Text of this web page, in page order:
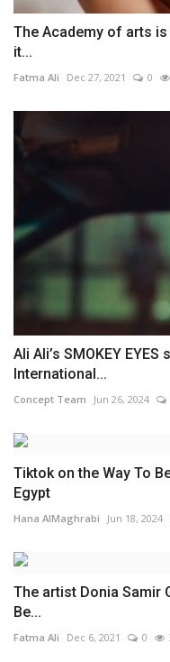
The Academy of arts
it...
Fatma Ali Dec 27, 2021 0
Ali Ali’s SMOKEY
International...
Concept Team Jun 26, 2024
Tiktok on the Way To
Egypt
Hana AlMaghrabi Jun 18, 2024
The artist Donia Samir
Be...
Fatma Ali Dec 6, 2021 0